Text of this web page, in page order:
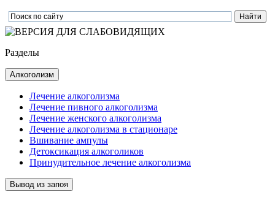
Разделы
Алкоголизм
Лечение алкоголизма
Лечение пивного алкоголизма
Лечение женского алкоголизма
Лечение алкоголизма в стационаре
Вшивание ампулы
Детоксикация алкоголиков
Принудительное лечение алкоголизма
Вывод из запоя